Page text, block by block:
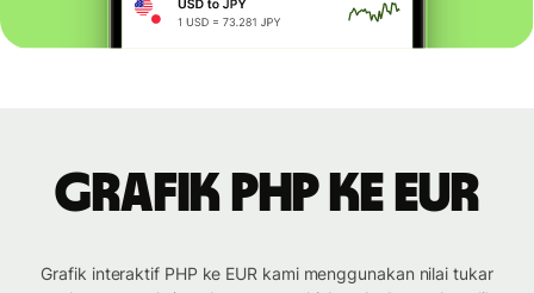
Grafik PHP ke EUR
Grafik interaktif PHP ke EUR kami menggunakan nilai tukar